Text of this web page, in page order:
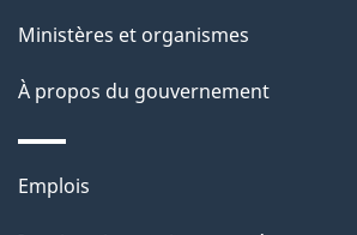
g
e
Ministères et organismes
À propos du gouvernement
Thèmes
Emplois